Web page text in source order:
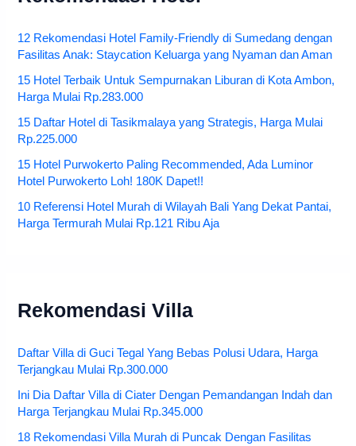
12 Rekomendasi Hotel Family-Friendly di Sumedang dengan
Fasilitas Anak: Staycation Keluarga yang Nyaman dan Aman
15 Hotel Terbaik Untuk Sempurnakan Liburan di Kota Ambon,
Harga Mulai Rp.283.000
15 Daftar Hotel di Tasikmalaya yang Strategis, Harga Mulai
Rp.225.000
15 Hotel Purwokerto Paling Recommended, Ada Luminor
Hotel Purwokerto Loh! 180K Dapet!!
10 Referensi Hotel Murah di Wilayah Bali Yang Dekat Pantai,
Harga Termurah Mulai Rp.121 Ribu Aja
Rekomendasi Villa
Daftar Villa di Guci Tegal Yang Bebas Polusi Udara, Harga
Terjangkau Mulai Rp.300.000
Ini Dia Daftar Villa di Ciater Dengan Pemandangan Indah dan
Harga Terjangkau Mulai Rp.345.000
18 Rekomendasi Villa Murah di Puncak Dengan Fasilitas